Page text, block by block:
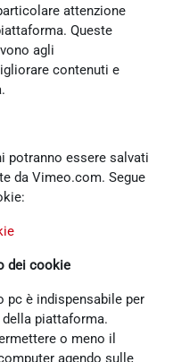
attenzione
Queste
agli
contenuti e
potranno essere salvati
da Vimeo.com. Segue
dei cookie
pc è indispensabile per
piattaforma.
o meno il
agendo sulle